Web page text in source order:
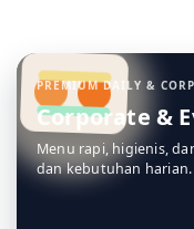
PREMIUM DAILY &
Corporate &
Menu rapi, higienis,
dan kebutuhan harian.